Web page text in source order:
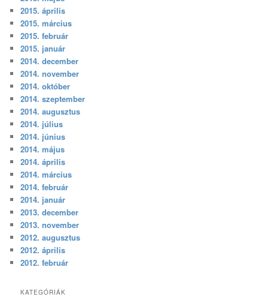
2015. április
2015. március
2015. február
2015. január
2014. december
2014. november
2014. október
2014. szeptember
2014. augusztus
2014. július
2014. június
2014. május
2014. április
2014. március
2014. február
2014. január
2013. december
2013. november
2012. augusztus
2012. április
2012. február
KATEGÓRIÁK